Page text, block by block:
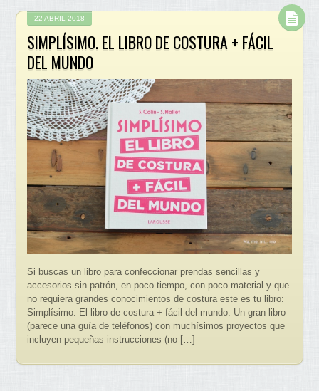
22 ABRIL 2018
SIMPLÍSIMO. EL LIBRO DE COSTURA + FÁCIL
DEL MUNDO
Si buscas un libro para confeccionar prendas sencillas y
accesorios sin patrón, en poco tiempo, con poco material y que
no requiera grandes conocimientos de costura este es tu libro:
Simplísimo. El libro de costura + fácil del mundo. Un gran libro
(parece una guía de teléfonos) con muchísimos proyectos que
incluyen pequeñas instrucciones (no […]